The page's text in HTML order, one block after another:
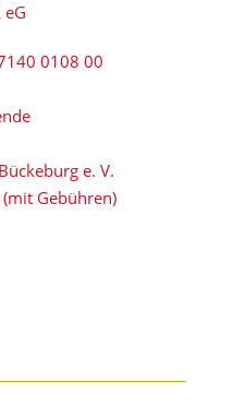
0108 00
e. V.
Gebühren)